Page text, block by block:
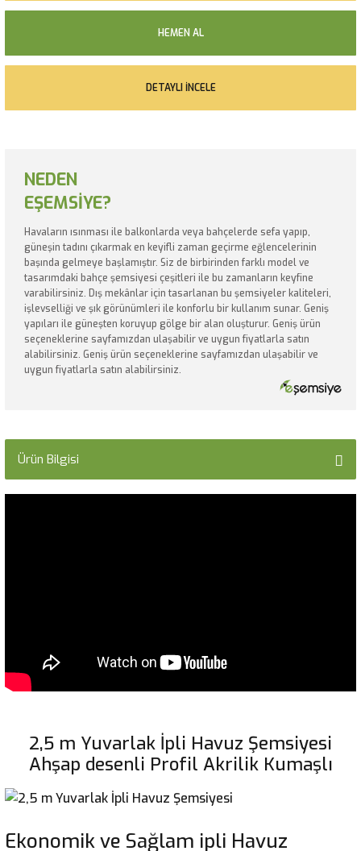
HEMEN AL
DETAYLI İNCELE
NEDEN
EŞEMSİYE?
Havaların ısınması ile balkonlarda veya bahçelerde sefa yapıp,
güneşin tadını çıkarmak en keyifli zaman geçirme eğlencelerinin
başında gelmeye başlamıştır. Siz de birbirinden farklı model ve
tasarımdaki bahçe şemsiyesi çeşitleri ile bu zamanların keyfine
varabilirsiniz. Dış mekânlar için tasarlanan bu şemsiyeler kaliteleri,
işlevselliği ve şık görünümleri ile konforlu bir kullanım sunar. Geniş
yapıları ile güneşten koruyup gölge bir alan oluşturur. Geniş ürün
seçeneklerine sayfamızdan ulaşabilir ve uygun fiyatlarla satın
alabilirsiniz. Geniş ürün seçeneklerine sayfamızdan ulaşabilir ve
uygun fiyatlarla satın alabilirsiniz.
Ürün Bilgisi
2,5 m Yuvarlak İpli Havuz Şemsiyesi
Ahşap desenli Profil Akrilik Kumaşlı
Ekonomik ve Sağlam ipli Havuz